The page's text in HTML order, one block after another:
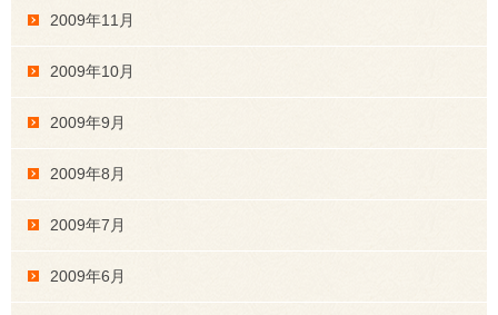
2009年11月
2009年10月
2009年9月
2009年8月
2009年7月
2009年6月